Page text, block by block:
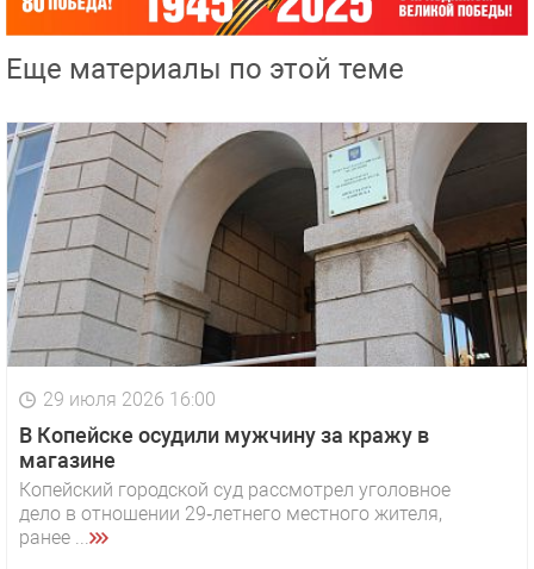
Еще материалы по этой теме
29 июля 2026 16:00
В Копейске осудили мужчину за кражу в
магазине
Копейский городской суд рассмотрел уголовное
дело в отношении 29‑летнего местного жителя,
ранее ...